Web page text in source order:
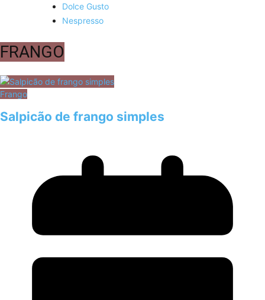
Dolce Gusto
Nespresso
FRANGO
Frango
Salpicão de frango simples